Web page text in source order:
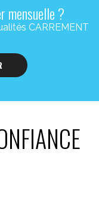
mensuelle ?
CARREMENT